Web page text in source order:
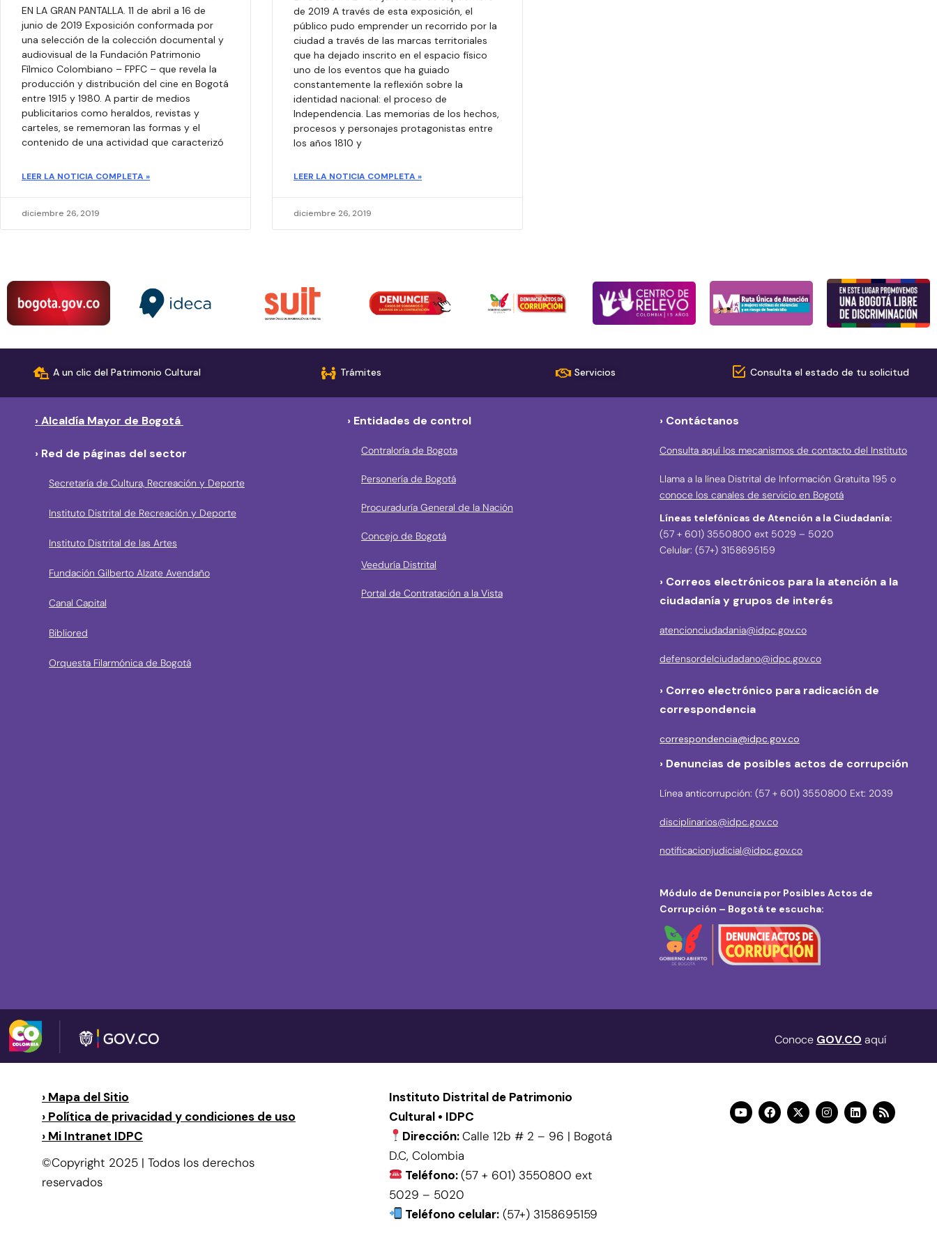
EN LA GRAN PANTALLA. 11 de abril a 16 de
junio de 2019 Exposición conformada por
una selección de la colección documental y
audiovisual de la Fundación Patrimonio
Fílmico Colombiano – FPFC – que revela la
producción y distribución del cine en Bogotá
entre 1915 y 1980. A partir de medios
publicitarios como heraldos, revistas y
carteles, se rememoran las formas y el
contenido de una actividad que caracterizó
LEER LA NOTICIA COMPLETA »
diciembre 26, 2019
de 2019 A través de esta exposición, el
público pudo emprender un recorrido por la
ciudad a través de las marcas territoriales
que ha dejado inscrito en el espacio físico
uno de los eventos que ha guiado
constantemente la reflexión sobre la
identidad nacional: el proceso de
Independencia. Las memorias de los hechos,
procesos y personajes protagonistas entre
los años 1810 y
LEER LA NOTICIA COMPLETA »
diciembre 26, 2019
A un clic del Patrimonio Cultural Trámites Servicios Consulta el estado de tu solicitud
› Alcaldía Mayor de Bogotá
› Red de páginas del sector
Secretaría de Cultura, Recreación y Deporte
Instituto Distrital de Recreación y Deporte
Instituto Distrital de las Artes
Fundación Gilberto Alzate Avendaño
Canal Capital
Bibliored
Orquesta Filarmónica de Bogotá
› Entidades de control
Contraloría de Bogota
Personería de Bogotá
Procuraduría General de la Nación
Concejo de Bogotá
Veeduría Distrital
Portal de Contratación a la Vista
› Contáctanos
Consulta aquí los mecanismos de contacto del Instituto
Llama a la línea Distrital de Información Gratuita 195 o
conoce los canales de servicio en Bogotá
Líneas telefónicas de Atención a la Ciudadanía:
(57 + 601) 3550800 ext 5029 – 5020
Celular: (57+) 3158695159
› Correos electrónicos para la atención a la
ciudadanía y grupos de interés
atencionciudadania@idpc.gov.co
defensordelciudadano@idpc.gov.co
› Correo electrónico para radicación de
correspondencia
correspondencia@idpc.gov.co
› Denuncias de posibles actos de corrupción
Línea anticorrupción: (57 + 601) 3550800 Ext: 2039
disciplinarios@idpc.gov.co
notificacionjudicial@idpc.gov.co
Módulo de Denuncia por Posibles Actos de
Corrupción – Bogotá te escucha:
Conoce GOV.CO aquí
› Mapa del Sitio
› Política de privacidad y condiciones de uso
› Mi Intranet IDPC
©Copyright 2025 | Todos los derechos
reservados
Instituto Distrital de Patrimonio
Cultural • IDPC
Dirección:Calle 12b # 2 – 96 | Bogotá
D.C, Colombia
Teléfono:(57 + 601) 3550800 ext
5029 – 5020
Teléfono celular: (57+) 3158695159